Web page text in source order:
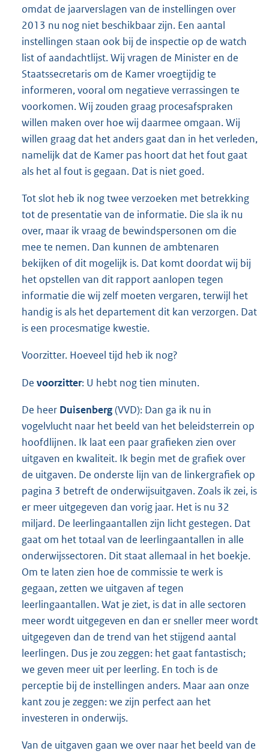
omdat de jaarverslagen van de instellingen over
2013 nu nog niet beschikbaar zijn. Een aantal
instellingen staan ook bij de inspectie op de watch
list of aandachtlijst. Wij vragen de Minister en de
Staatssecretaris om de Kamer vroegtijdig te
informeren, vooral om negatieve verrassingen te
voorkomen. Wij zouden graag procesafspraken
willen maken over hoe wij daarmee omgaan. Wij
willen graag dat het anders gaat dan in het verleden,
namelijk dat de Kamer pas hoort dat het fout gaat
als het al fout is gegaan. Dat is niet goed.
Tot slot heb ik nog twee verzoeken met betrekking
tot de presentatie van de informatie. Die sla ik nu
over, maar ik vraag de bewindspersonen om die
mee te nemen. Dan kunnen de ambtenaren
bekijken of dit mogelijk is. Dat komt doordat wij bij
het opstellen van dit rapport aanlopen tegen
informatie die wij zelf moeten vergaren, terwijl het
handig is als het departement dit kan verzorgen. Dat
is een procesmatige kwestie.
Voorzitter. Hoeveel tijd heb ik nog?
De voorzitter: U hebt nog tien minuten.
De heer Duisenberg(VVD): Dan ga ik nu in
vogelvlucht naar het beeld van het beleidsterrein op
hoofdlijnen. Ik laat een paar grafieken zien over
uitgaven en kwaliteit. Ik begin met de grafiek over
de uitgaven. De onderste lijn van de linkergrafiek op
pagina 3 betreft de onderwijsuitgaven. Zoals ik zei, is
er meer uitgegeven dan vorig jaar. Het is nu 32
miljard. De leerlingaantallen zijn licht gestegen. Dat
gaat om het totaal van de leerlingaantallen in alle
onderwijssectoren. Dit staat allemaal in het boekje.
Om te laten zien hoe de commissie te werk is
gegaan, zetten we uitgaven af tegen
leerlingaantallen. Wat je ziet, is dat in alle sectoren
meer wordt uitgegeven en dan er sneller meer wordt
uitgegeven dan de trend van het stijgend aantal
leerlingen. Dus je zou zeggen: het gaat fantastisch;
we geven meer uit per leerling. En toch is de
perceptie bij de instellingen anders. Maar aan onze
kant zou je zeggen: we zijn perfect aan het
investeren in onderwijs.
Van de uitgaven gaan we over naar het beeld van de